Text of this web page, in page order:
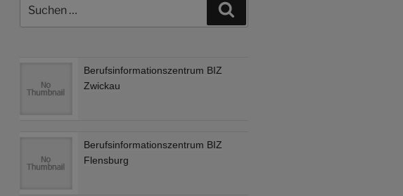
nach:
Berufsinformationszentrum BIZ
Zwickau
Berufsinformationszentrum BIZ
Flensburg